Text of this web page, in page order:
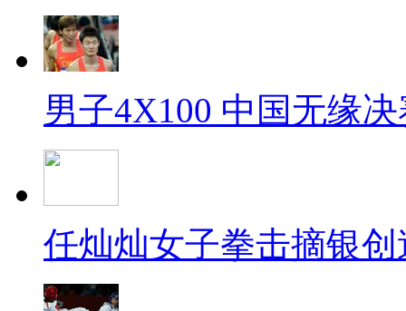
男子4X100 中国无缘
任灿灿女子拳击摘银